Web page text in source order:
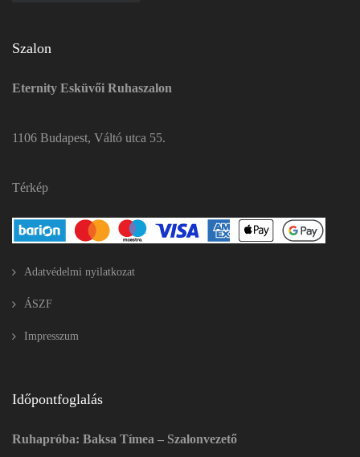
Szalon
Eternity Esküvői Ruhaszalon
1106 Budapest, Váltó utca 55.
Térkép
Adatvédelmi nyilatkozat
ÁSZF
Impresszum
Időpontfoglalás
Ruhapróba: Baksa Tímea – Szalonvezető